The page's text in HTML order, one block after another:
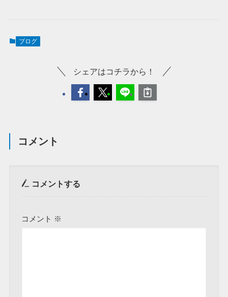
ブログ
シェアはコチラから！
コメント
コメントする
コメント ※